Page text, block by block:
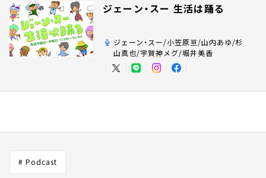
ジェーン・スー 生活は踊る
ジェーン・スー/小笠原亘/山内あゆ/杉
山真也/宇賀神メグ/堀井美香
# Podcast